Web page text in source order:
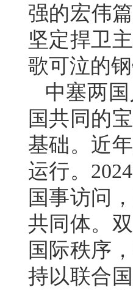
强的宏伟
坚定捍卫
歌可泣的钢
中塞两
国共同的
基础。近
运行。
国事访问
共同体。
国际秩序
持以联合